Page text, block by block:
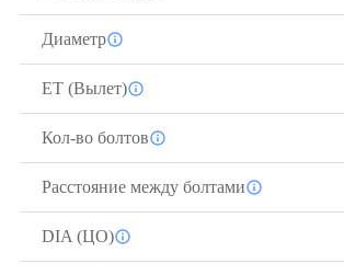
Диаметр
ЕТ (Вылет)
Кол-во болтов
Расстояние между болтами
DIA (ЦО)